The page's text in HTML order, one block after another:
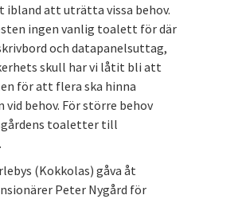
att uträtta vissa behov.
ingen vanlig toalett för där
och datapanelsuttag,
skull har vi låtit bli att
för att flera ska hinna
vid behov. För större behov
toaletter till
(Kokkolas) gåva åt
Peter Nygård för